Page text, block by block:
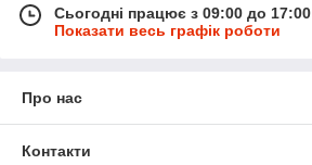
Сьогодні працює з 09:00 до 17:00
Показати весь графік роботи
Про нас
Контакти